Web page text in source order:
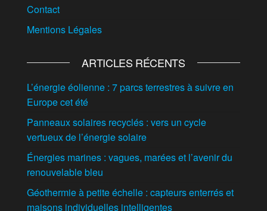
Contact
Mentions Légales
ARTICLES RÉCENTS
L’énergie éolienne : 7 parcs terrestres à suivre en
Europe cet été
Panneaux solaires recyclés : vers un cycle
vertueux de l’énergie solaire
Énergies marines : vagues, marées et l’avenir du
renouvelable bleu
Géothermie à petite échelle : capteurs enterrés et
maisons individuelles intelligentes